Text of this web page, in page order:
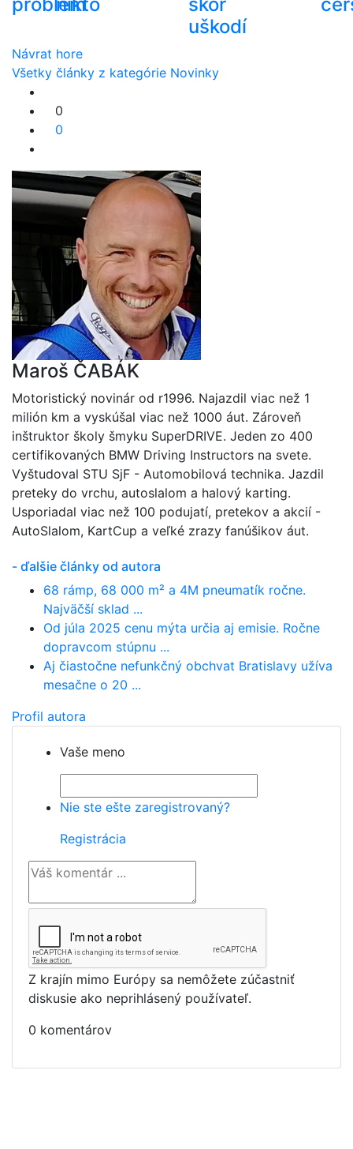
uškodí
Návrat hore
Všetky články z kategórie Novinky
0
0
Maroš ČABÁK
Motoristický novinár od r1996. Najazdil viac než 1
milión km a vyskúšal viac než 1000 áut. Zároveň
inštruktor školy šmyku SuperDRIVE. Jeden zo 400
certifikovaných BMW Driving Instructors na svete.
Vyštudoval STU SjF - Automobilová technika. Jazdil
preteky do vrchu, autoslalom a halový karting.
Usporiadal viac než 100 podujatí, pretekov a akcií -
AutoSlalom, KartCup a veľké zrazy fanúšikov áut.
- ďalšie články od autora
68 rámp, 68 000 m² a 4M pneumatík ročne.
Najväčší sklad ...
Od júla 2025 cenu mýta určia aj emisie. Ročne
dopravcom stúpnu ...
Aj čiastočne nefunkčný obchvat Bratislavy užíva
mesačne o 20 ...
Profil autora
Vaše meno
Nie ste ešte zaregistrovaný?
Registrácia
Z krajín mimo Európy sa nemôžete zúčastniť
diskusie ako neprihlásený používateľ.
0 komentárov